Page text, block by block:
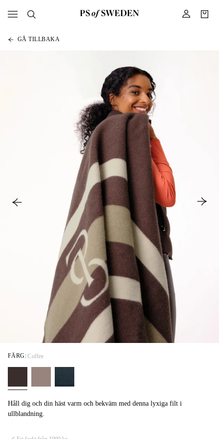
GÅ TILLBAKA
Håll dig och din häst varm och bekväm med denna lyxiga filt i
ullblandning.
FÄRG:Coffee